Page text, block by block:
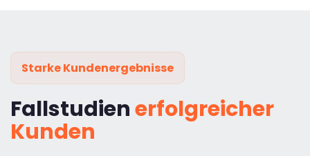
Starke Kundenergebnisse
Fallstudienerfolgreicher
Kunden